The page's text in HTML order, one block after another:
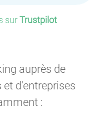
surTrustpilot
auprès de
d'entreprises
: